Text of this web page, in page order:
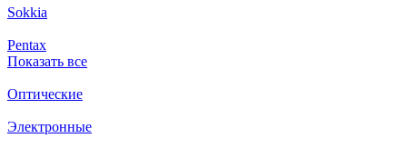
Sokkia
Pentax
Показать все
Оптические
Электронные